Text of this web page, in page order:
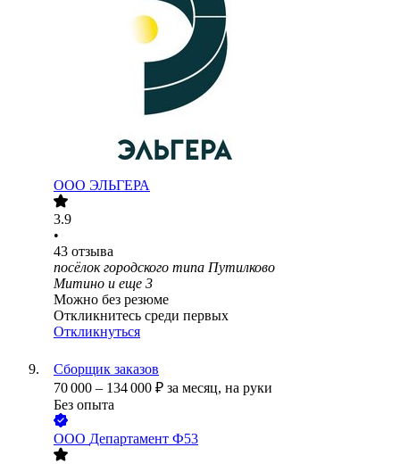
ООО ЭЛЬГЕРА
3.9
•
43 отзыва
посёлок городского типа Путилково
Митино и еще 3
Можно без резюме
Откликнитесь среди первых
Откликнуться
Сборщик заказов
70 000 – 134 000 ₽ за месяц, на руки
Без опыта
ООО Департамент Ф53